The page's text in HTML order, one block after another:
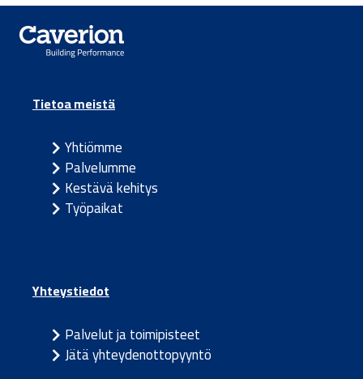
Tietoa meistä
Yhtiömme
Palvelumme
Kestävä kehitys
Työpaikat
Yhteystiedot
Palvelut ja toimipisteet
Jätä yhteydenottopyyntö